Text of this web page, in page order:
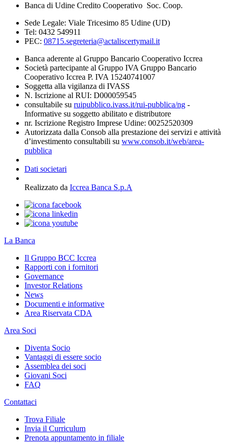
Banca di Udine Credito Cooperativo Soc. Coop.
Sede Legale: Viale Tricesimo 85 Udine (UD)
Tel: 0432 549911
PEC: 08715.segreteria@actaliscertymail.it
Banca aderente al Gruppo Bancario Cooperativo Iccrea
Società partecipante al Gruppo IVA Gruppo Bancario
Cooperativo Iccrea P. IVA 15240741007
Soggetta alla vigilanza di IVASS
N. Iscrizione al RUI: D000059545
consultabile su ruipubblico.ivass.it/rui-pubblica/ng -
Informative su soggetto abilitato e distributore
nr. Iscrizione Registro Imprese Udine: 00252520309
Autorizzata dalla Consob alla prestazione dei servizi e attività
d’investimento consultabili su www.consob.it/web/area-
pubblica
Dati societari
Realizzato da Iccrea Banca S.p.A
La Banca
Il Gruppo BCC Iccrea
Rapporti con i fornitori
Governance
Investor Relations
News
Documenti e informative
Area Riservata CDA
Area Soci
Diventa Socio
Vantaggi di essere socio
Assemblea dei soci
Giovani Soci
FAQ
Contattaci
Trova Filiale
Invia il Curriculum
Prenota appuntamento in filiale